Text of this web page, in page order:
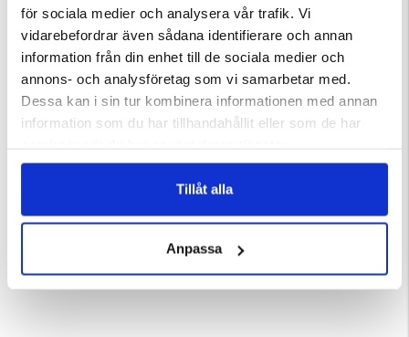
för sociala medier och analysera vår trafik. Vi
vidarebefordrar även sådana identifierare och annan
information från din enhet till de sociala medier och
annons- och analysföretag som vi samarbetar med.
Dessa kan i sin tur kombinera informationen med annan
information som du har tillhandahållit eller som de har
Tillåt alla
Anpassa
Håll dig bekväm och flexibel med ventilationsdragkedjor,
elastiska muddar och en avtagbar snökjol.
Anpassa passformen med hjälp av dragskor i nederkant och
huva.